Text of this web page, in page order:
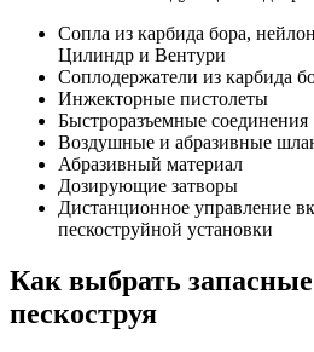
Сопла из карбида бора,
Цилиндр и Вентури
Соплодержатели из карбида
Инжекторные пистолеты
Быстроразъемные соединения
Воздушные и абразивные
Абразивный материал
Дозирующие затворы
Дистанционное управление
пескоструйной установки
Как выбрать
пескоструя